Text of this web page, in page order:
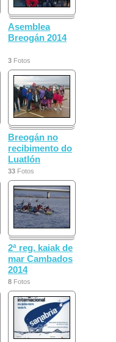
Asemblea
Breogán 2014
3 Fotos
Breogán no
recibimento do
Luatlón
33 Fotos
2ª reg. kaiak de
mar Cambados
2014
8 Fotos